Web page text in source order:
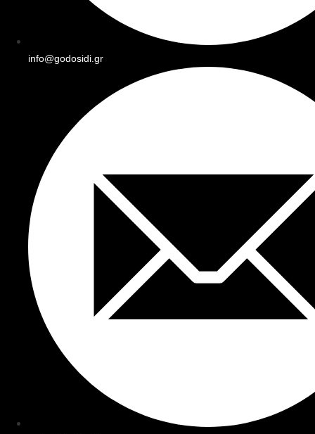
info@godosidi.gr